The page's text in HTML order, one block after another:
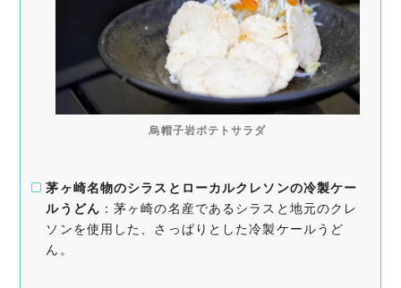
烏帽子岩ポテトサラダ
茅ヶ崎名物のシラスとローカルクレソンの冷製ケー
ルうどん ：​茅ヶ崎の名産であるシラスと地元のクレ
ソンを使用した、さっぱりとした冷製ケールうど
ん。